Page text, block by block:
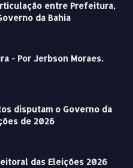
entre Prefeitura,
da Bahia
- Por Jerbson Moraes.
disputam o Governo da
de 2026
das Eleições 2026